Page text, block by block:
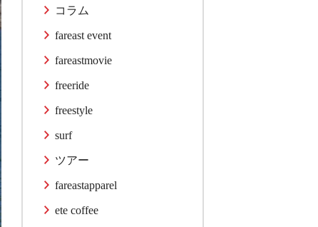
コラム
fareast event
fareastmovie
freeride
freestyle
surf
ツアー
fareastapparel
ete coffee